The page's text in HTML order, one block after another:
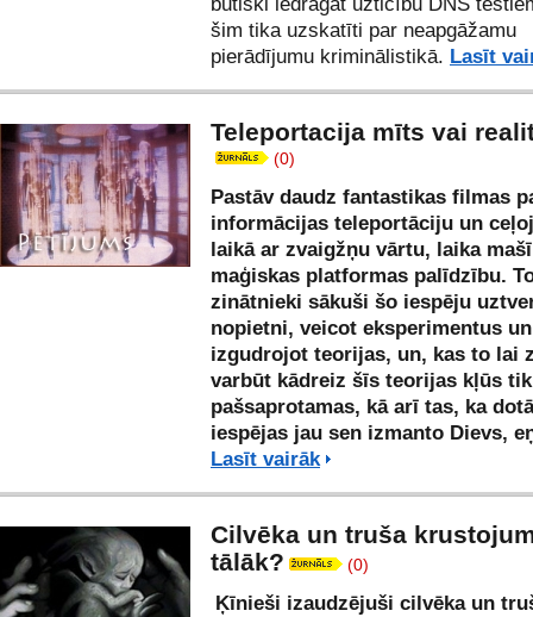
šim tika uzskatīti par neapgāžamu
pierādījumu kriminālistikā. Lasīt
Teleportacija mīts vai
(0)
Pastāv daudz fantastikas filmas
informācijas teleportāciju un
laikā ar zvaigžņu vārtu, laika
maģiskas platformas palīdzību.
zinātnieki sākuši šo iespēju
nopietni, veicot eksperimentus un
izgudrojot teorijas, un, kas to lai
varbūt kādreiz šīs teorijas kļūs
pašsaprotamas, kā arī tas, ka
iespējas jau sen izmanto Dievs,
Lasīt vairāk
Cilvēka un truša
tālāk?
(0)
Ķīnieši izaudzējuši cilvēka un